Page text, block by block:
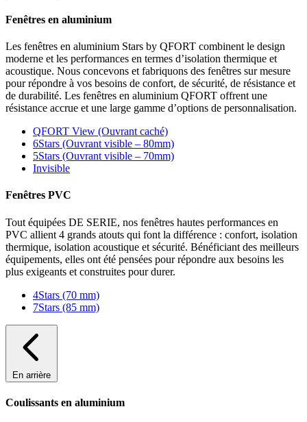
Fenêtres en aluminium
Les fenêtres en aluminium Stars by QFORT combinent le design
moderne et les performances en termes d’isolation thermique et
acoustique. Nous concevons et fabriquons des fenêtres sur mesure
pour répondre à vos besoins de confort, de sécurité, de résistance et
de durabilité. Les fenêtres en aluminium QFORT offrent une
résistance accrue et une large gamme d’options de personnalisation.
QFORT View (Ouvrant caché)
6Stars (Ouvrant visible – 80mm)
5Stars (Ouvrant visible – 70mm)
Invisible
Fenêtres PVC
Tout équipées DE SERIE, nos fenêtres hautes performances en
PVC allient 4 grands atouts qui font la différence : confort, isolation
thermique, isolation acoustique et sécurité. Bénéficiant des meilleurs
équipements, elles ont été pensées pour répondre aux besoins les
plus exigeants et construites pour durer.
4Stars (70 mm)
7Stars (85 mm)
En arrière
Coulissants en aluminium